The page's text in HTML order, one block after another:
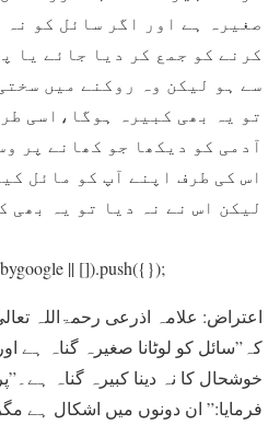
صغيرہ ہے اور اگر سائل کو نہ
کرنے کو جمع کر دیا جائے يا
سے ہو لیکن وہ روکنے ميں
تو يہ بھی کبيرہ ہوگا،اسی
آدمی کو ديکھا جو کھانے پر
اس کی طرف اپنے آپ کو مائل
ليکن اس نے نہ ديا تو يہ بھی
|| []).push({});
اعتراض: علامہ اذرعی رحمۃاللہ
کہ”سائل کو لوٹانا صغيرہ گناہ ہے
خوشحال کا نہ دينا کبيرہ گناہ
فرمایا:” ان دونوں ميں اشکال ہے